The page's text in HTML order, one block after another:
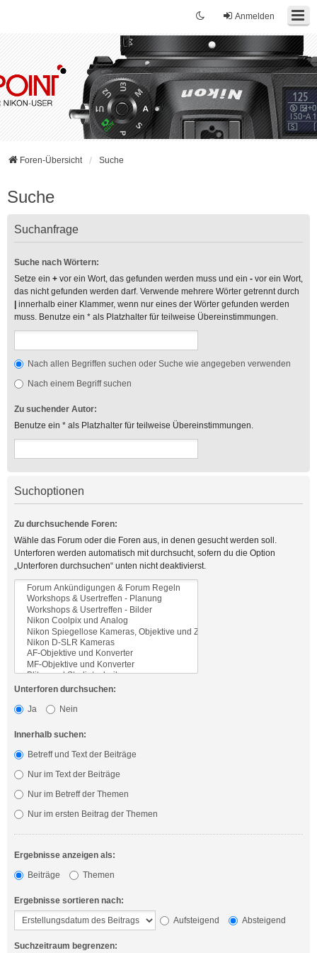
Anmelden
Foren-Übersicht Suche
Suche
Suchanfrage
Suche nach Wörtern:
Setze ein + vor ein Wort, das gefunden werden muss und ein - vor ein Wort,
das nicht gefunden werden darf. Verwende mehrere Wörter getrennt durch
innerhalb einer Klammer, wenn nur eines der Wörter gefunden werden
muss. Benutze ein * als Platzhalter für teilweise Übereinstimmungen.
Nach allen Begriffen suchen oder Suche wie angegeben verwenden
Nach einem Begriff suchen
Zu suchender Autor:
Benutze ein * als Platzhalter für teilweise Übereinstimmungen.
Suchoptionen
Zu durchsuchende Foren:
Wähle das Forum oder die Foren aus, in denen gesucht werden soll.
Unterforen werden automatisch mit durchsucht, sofern du die Option
„Unterforen durchsuchen“ unten nicht deaktivierst.
Unterforen durchsuchen:
Ja
Nein
Innerhalb suchen:
Betreff und Text der Beiträge
Nur im Text der Beiträge
Nur im Betreff der Themen
Nur im ersten Beitrag der Themen
Ergebnisse anzeigen als:
Beiträge
Themen
Ergebnisse sortieren nach:
Aufsteigend
Absteigend
Suchzeitraum begrenzen: